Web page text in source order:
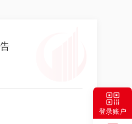
登录账户